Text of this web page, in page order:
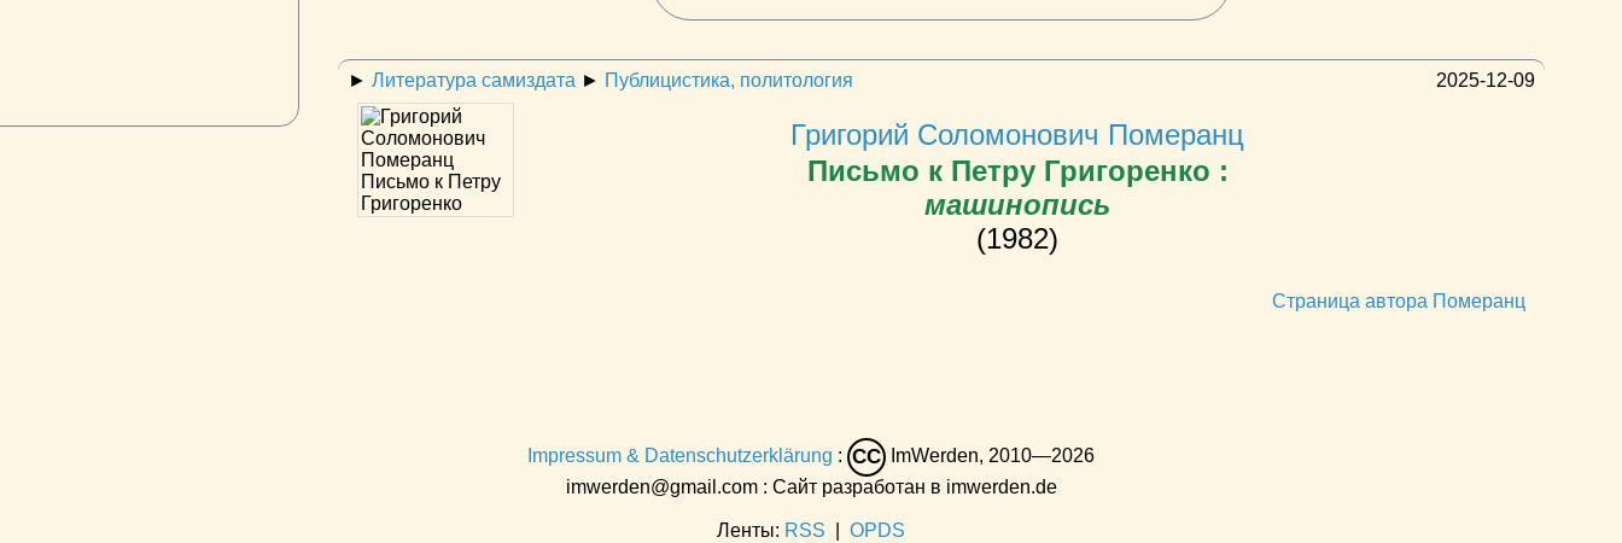
► Литература самиздата ► Публицистика, политология 2025-12-09
Григорий Соломонович Померанц
Письмо к Петру Григоренко :
машинопись
(1982)
Страница автора Померанц
Impressum & Datenschutzerklärung : CC
ImWerden, 2010—2026
imwerden@gmail.com : Сайт разработан в imwerden.de
Ленты: RSS
OPDS